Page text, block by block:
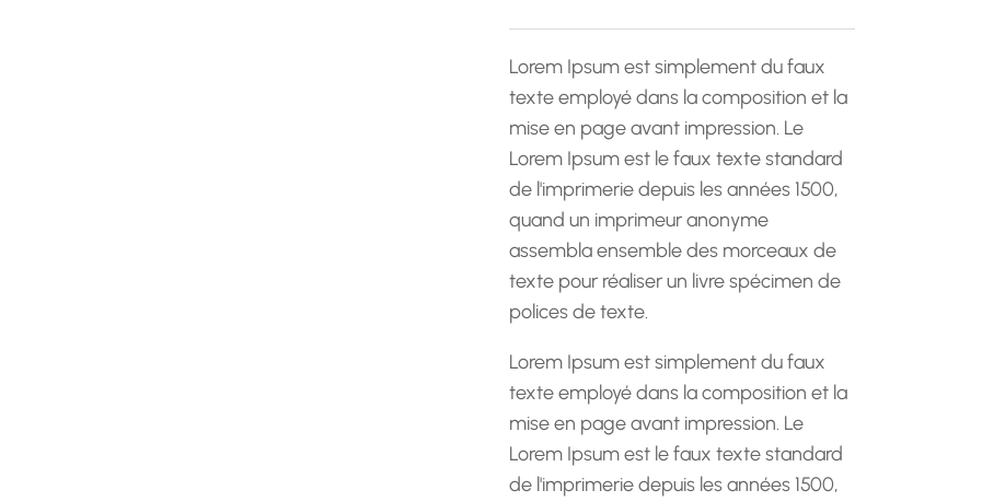
h
e
Lorem Ipsum est simplement du faux
texte employé dans la composition et la
mise en page avant impression. Le
Lorem Ipsum est le faux texte standard
de l'imprimerie depuis les années 1500,
quand un imprimeur anonyme
assembla ensemble des morceaux de
texte pour réaliser un livre spécimen de
polices de texte.
Lorem Ipsum est simplement du faux
texte employé dans la composition et la
mise en page avant impression. Le
Lorem Ipsum est le faux texte standard
de l'imprimerie depuis les années 1500,